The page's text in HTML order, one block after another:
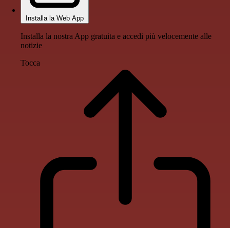
Installa la Web App
Installa la nostra App gratuita e accedi più velocemente alle
notizie
Tocca